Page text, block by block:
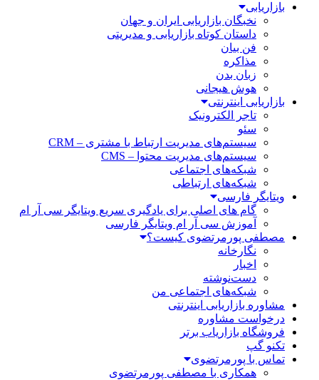
بازاریابی
نخبگان بازاریابی ایران و جهان
داستان کوتاه بازاریابی و مدیریتی
فن بیان
مذاکره
زبان بدن
هوش هیجانی
بازاریابی اینترنتی
تاجر الکترونیک
سئو
سیستم‌های مدیریت ارتباط با مشتری – CRM
سیستم‌های مدیریت محتوا – CMS
شبکه‌های اجتماعی
شبکه‌های ارتباطی
ویتایگر فارسی
گام های اصلی برای یادگیری سریع ویتایگر سی آر ام
آموزش سی آر ام ویتایگر فارسی
مصطفی پورمرتضوی کیست؟
نگارخانه
اخبار
دست‌نوشته
شبکه‌های اجتماعی من
مشاوره بازاریابی اینترنتی
درخواست مشاوره
فروشگاه بازاریاب برتر
تکنو گپ
تماس با پورمرتضوی
همکاری با مصطفی پورمرتضوی